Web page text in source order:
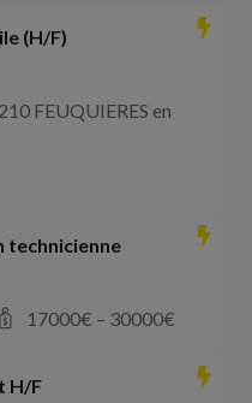
(H/F)
FEUQUIERES en
technicienne
17000€ – 30000€
H/F